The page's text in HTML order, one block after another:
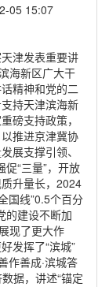
05 15:07
津发表重要讲
海新区广大干
精神和党的二
持天津滨海新
磅支持政策，
推进京津冀协
展支撑引领、
促“三量”，开放
升量长，2024
国线”0.5个百分
的建设不断加
现了更大作
发挥了“滨城”
作善成·滨城答
据，讲述“锚定